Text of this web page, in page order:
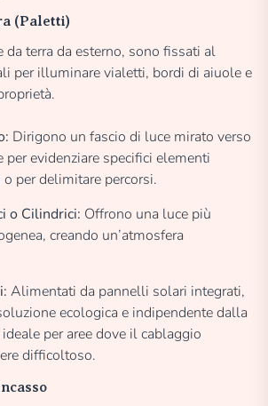
(Paletti)
da terra da esterno, sono fissati al
per illuminare vialetti, bordi di aiuole e
Dirigono un fascio di luce mirato verso
evidenziare specifici elementi
per delimitare percorsi.
o Cilindrici: Offrono una luce più
creando un’atmosfera
Alimentati da pannelli solari integrati,
ecologica e indipendente dalla
per aree dove il cablaggio
difficoltoso.